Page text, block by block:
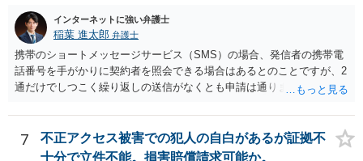
インターネットに強い弁護士
稲葉 進太郎 弁護士
携帯のショートメッセージサービス（SMS）の場合、発信者の携帯電
話番号を手がかりに契約者を照会できる場合はあるとのことですが、2
通だけでしつこく繰り返しの送信がなくとも申請は通りますか？ →内
るでしょう。 また内容が過激でなくても、弁護士さんに依頼できます
か？ →過激かどうかではなく、権利侵害がある場合、弁護士が依頼に
応じるでしょう。個々の弁護士が具体的内容を伺って決めることとな
7
不正アクセス被害での犯人の自白があるが証拠不
十分で立件不能。損害賠償請求可能か。